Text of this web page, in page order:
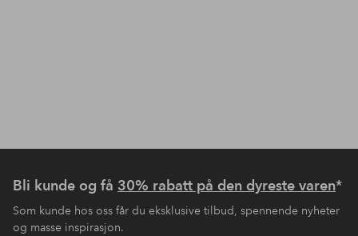
Bli kunde og få 30% rabatt på den dyreste varen*
Som kunde hos oss får du eksklusive tilbud, spennende nyheter
og masse inspirasjon.